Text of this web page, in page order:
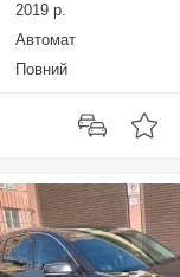
2019 р.
Автомат
Повний